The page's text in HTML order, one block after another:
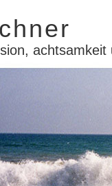
achtsamkeit